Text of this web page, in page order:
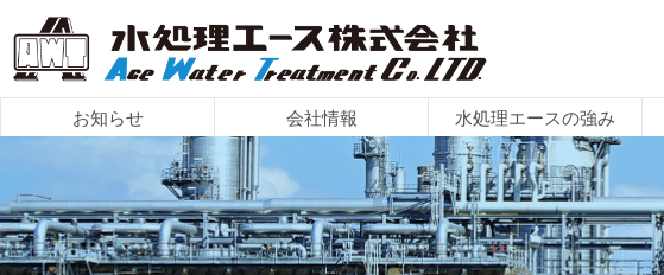
お知らせ 会社情報
会社情報
水処理エースの強み
水処理エースの強み
製品ラインナップ
導入事例
造水装置について
お問い合わせ
採用情報